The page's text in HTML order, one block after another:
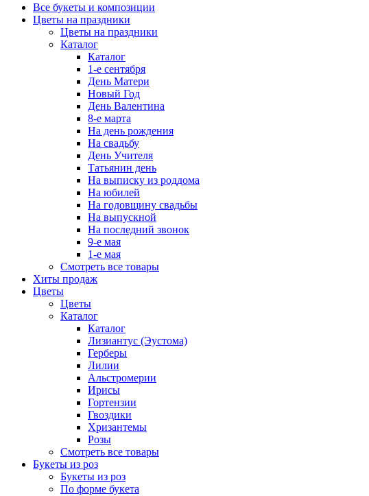
Все букеты и композиции
Цветы на праздники
Цветы на праздники
Каталог
Каталог
1-е сентября
День Матери
Новый Год
День Валентина
8-е марта
На день рождения
На свадьбу
День Учителя
Татьянин день
На выписку из роддома
На юбилей
На годовщину свадьбы
На выпускной
На последний звонок
9-е мая
1-е мая
Смотреть все товары
Хиты продаж
Цветы
Цветы
Каталог
Каталог
Лизиантус (Эустома)
Герберы
Лилии
Альстромерии
Ирисы
Гортензии
Гвоздики
Хризантемы
Розы
Смотреть все товары
Букеты из роз
Букеты из роз
По форме букета